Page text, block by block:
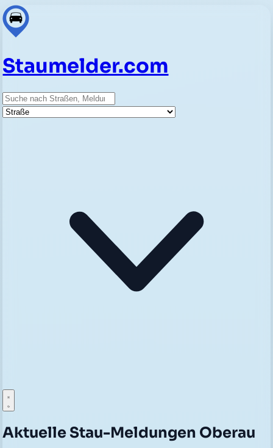
Staumelder.com
Suche
Straße
Aktuelle Stau-Meldungen Oberau